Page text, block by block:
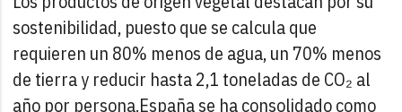
sostenibilidad, puesto que se calcula que
requieren un 80% menos de agua, un 70% menos
de tierra y reducir hasta 2,1 toneladas de CO₂ al
año por persona.España se ha consolidado como